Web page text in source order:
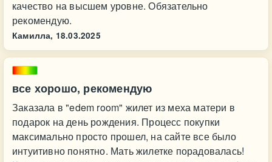
качество на высшем уровне. Обязательно
рекомендую.
Камилла, 18.03.2025
все хорошо, рекомендую
Заказала в "edem room" жилет из меха матери в
подарок на день рождения. Процесс покупки
максимально просто прошел, на сайте все было
интуитивно понятно. Мать жилетке порадовалась!